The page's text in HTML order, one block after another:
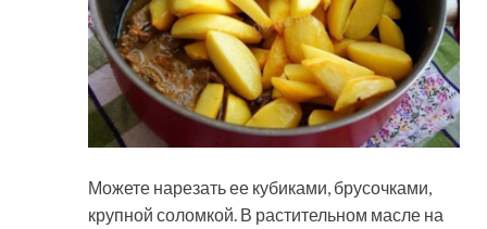
Можете нарезать ее кубиками, брусочками,
крупной соломкой. В растительном масле на